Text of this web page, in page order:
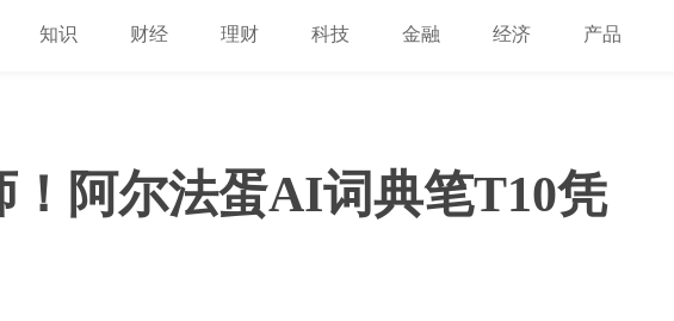
知识 财经 理财 科技 金融 经济 产品
阿尔法蛋AI词典笔T10凭